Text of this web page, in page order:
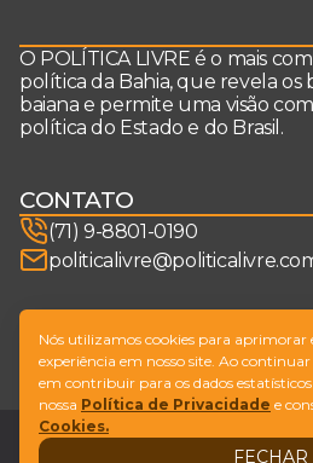
O POLÍTICA LIVRE é o mais
política da Bahia, que revela os
baiana e permite uma visão
política do Estado e do Brasil.
CONTATO
(71) 9-8801-0190
SIGA-NOS
LegalFale
Nós utilizamos cookies para aprimorar
experiência em nosso site. Ao
em contribuir para os dados
nossa Política de Privacidade e
Cookies.
FECHAR